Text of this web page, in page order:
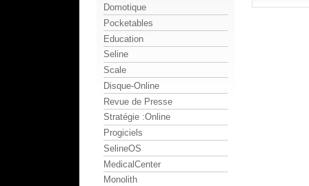
Domotique
Pocketables
Education
Seline
Scale
Disque-Online
Revue de Presse
Stratégie :Online
Progiciels
SelineOS
MedicalCenter
Monolith